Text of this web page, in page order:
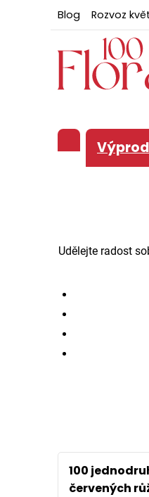
Blog Rozvoz
Udělejte radost
100
červených